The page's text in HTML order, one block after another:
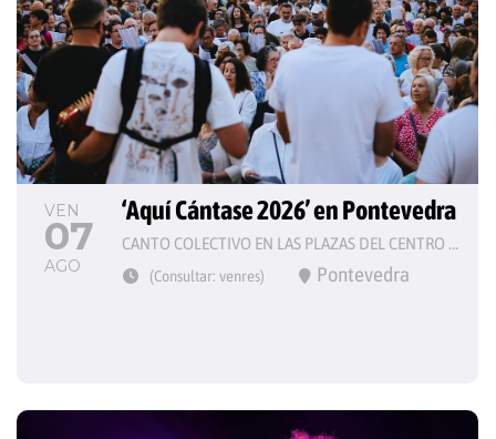
VEN
07
AGO
‘Aquí Cántase 2026’ en Pontevedra
CANTO COLECTIVO EN LAS PLAZAS DEL CENTRO HISTÓRICO
(Consultar: venres) Pontevedra